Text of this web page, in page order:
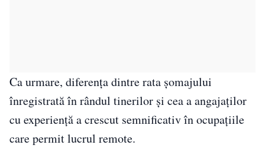
Ca urmare, diferența dintre rata șomajului
înregistrată în rândul tinerilor și cea a angajaților
cu experiență a crescut semnificativ în ocupațiile
care permit lucrul remote.